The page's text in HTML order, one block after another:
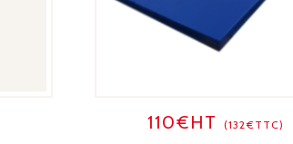
110€HT (132€TTC)